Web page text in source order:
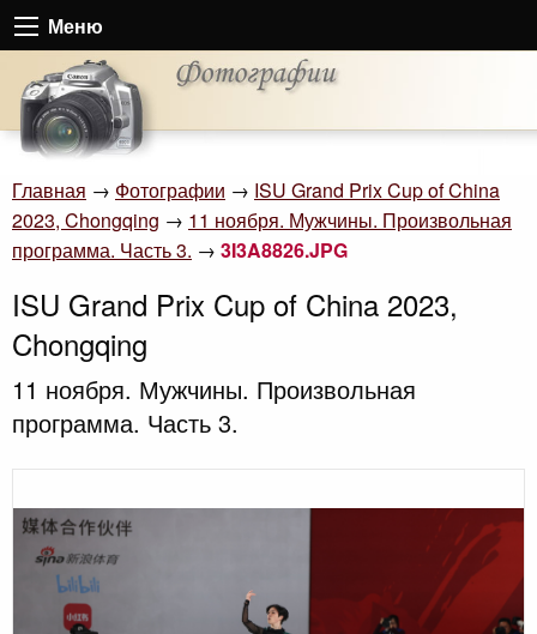
Меню
Главная → Фотографии → ISU Grand Prix Cup of China
2023, Chongqing → 11 ноября. Мужчины. Произвольная
программа. Часть 3. → 3I3A8826.JPG
ISU Grand Prix Cup of China 2023,
Chongqing
11 ноября. Мужчины. Произвольная
программа. Часть 3.